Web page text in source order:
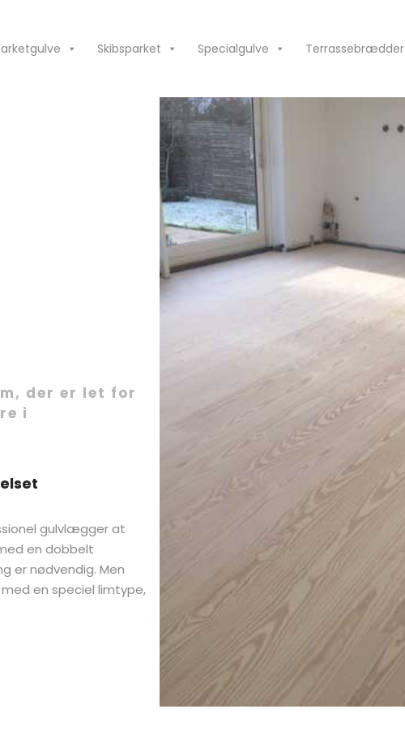
Skibsparket Specialgulve Terrassebrædder
der er let for
i
gulvlægger at
en dobbelt
er nødvendig. Men
en speciel limtype,